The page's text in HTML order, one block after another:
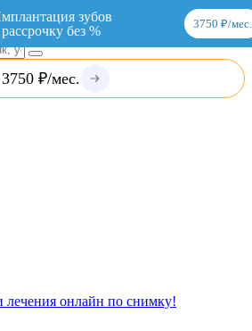
Вход
₽/мес.
лечения онлайн по снимку!
зубов
без %
3750 ₽/мес.